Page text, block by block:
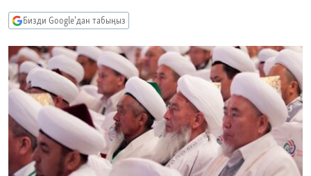
ЭКСПЕРТТЕР ТАЛДАЙТ
БИЗ ЖАНА ДҮЙНӨ
ДАНИСТЕ
ЭЖЕ-СИҢДИЛЕР
АЗАТТЫК+
ЫҢГАЙСЫЗ СУРООЛОР
ӨЗГӨЧӨ ПИКИР
Русский
ОНЛАЙН ШЕРИНЕ
Бизди Google'дан табыңыз